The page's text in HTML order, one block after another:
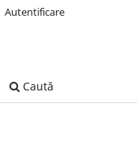
Caută
Autentificare